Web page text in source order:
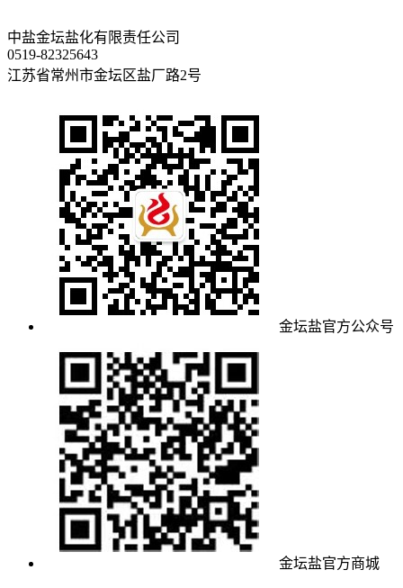
中盐金坛盐化有限责任公司
0519-82325643
江苏省常州市金坛区盐厂路2号
金坛盐官方公众号
金坛盐官方商城